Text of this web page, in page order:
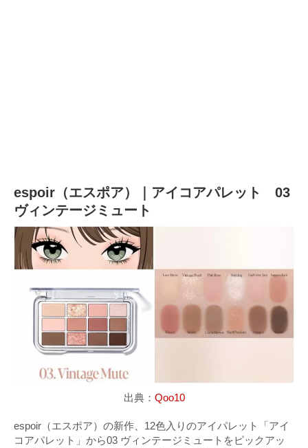
espoir（エスポア）｜アイコアパレット 03
ヴィンテージミュート
出典： Qoo10
espoir（エスポア）の新作、12色入りのアイパレット「アイ
コアパレット」から03 ヴィンテージミュートをピックアッ